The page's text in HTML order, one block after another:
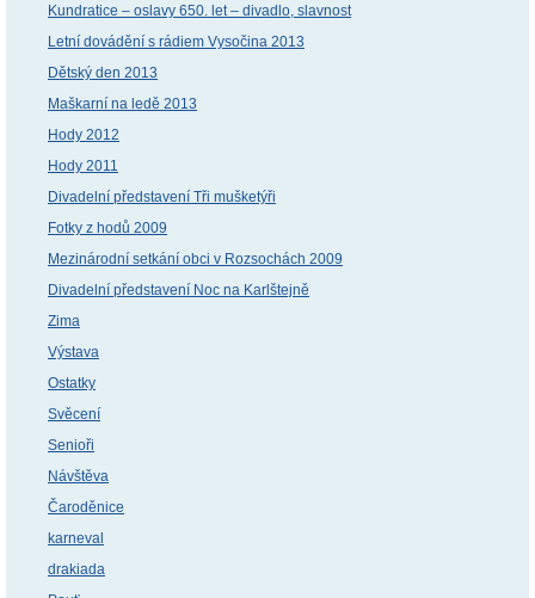
Kundratice – oslavy 650. let – divadlo, slavnost
Letní dovádění s rádiem Vysočina 2013
Dětský den 2013
Maškarní na ledě 2013
Hody 2012
Hody 2011
Divadelní představení Tři mušketýři
Fotky z hodů 2009
Mezinárodní setkání obci v Rozsochách 2009
Divadelní představení Noc na Karlštejně
Zima
Výstava
Ostatky
Svěcení
Senioři
Návštěva
Čaroděnice
karneval
drakiada